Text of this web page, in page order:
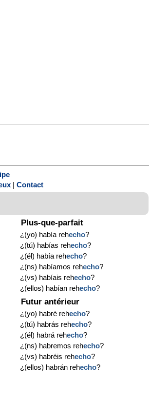
Contact
Plus-que-parfait
¿(yo) había rehecho?
¿(tú) habías rehecho?
¿(él) había rehecho?
¿(ns) habíamos rehecho?
¿(vs) habíais rehecho?
¿(ellos) habían rehecho?
Futur antérieur
¿(yo) habré rehecho?
¿(tú) habrás rehecho?
¿(él) habrá rehecho?
¿(ns) habremos rehecho?
¿(vs) habréis rehecho?
¿(ellos) habrán rehecho?